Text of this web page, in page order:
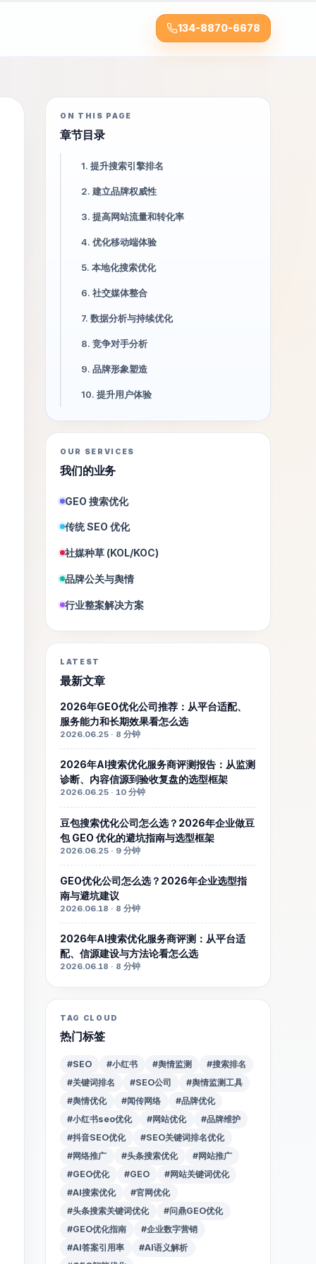
134-8870-6678
ON THIS PAGE
章节目录
1. 提升搜索引擎排名
2. 建立品牌权威性
3. 提高网站流量和转化率
4. 优化移动端体验
5. 本地化搜索优化
6. 社交媒体整合
7. 数据分析与持续优化
8. 竞争对手分析
9. 品牌形象塑造
10. 提升用户体验
OUR SERVICES
我们的业务
GEO 搜索优化
传统 SEO 优化
社媒种草 (KOL/KOC)
品牌公关与舆情
行业整案解决方案
LATEST
最新文章
2026年GEO优化公司推荐：从平台适配、
服务能力和长期效果看怎么选
2026.06.25 · 8 分钟
2026年AI搜索优化服务商评测报告：从监测
诊断、内容信源到验收复盘的选型框架
2026.06.25 · 10 分钟
豆包搜索优化公司怎么选？2026年企业做豆
包 GEO 优化的避坑指南与选型框架
2026.06.25 · 9 分钟
GEO优化公司怎么选？2026年企业选型指
南与避坑建议
2026.06.18 · 8 分钟
2026年AI搜索优化服务商评测：从平台适
配、信源建设与方法论看怎么选
2026.06.18 · 8 分钟
TAG CLOUD
热门标签
#SEO #小红书 #舆情监测
#搜索排名
#关键词排名
#SEO公司
#舆情监测工具
#舆情优化
#闻传网络
#品牌优化
#小红书seo优化
#网站优化
#品牌维护
#抖音SEO优化
#SEO关键词排名优化
#网络推广
#头条搜索优化
#网站推广
#GEO优化
#GEO
#网站关键词优化
#AI搜索优化
#官网优化
#头条搜索关键词优化
#问鼎GEO优化
#GEO优化指南
#企业数字营销
#AI答案引用率
#AI语义解析